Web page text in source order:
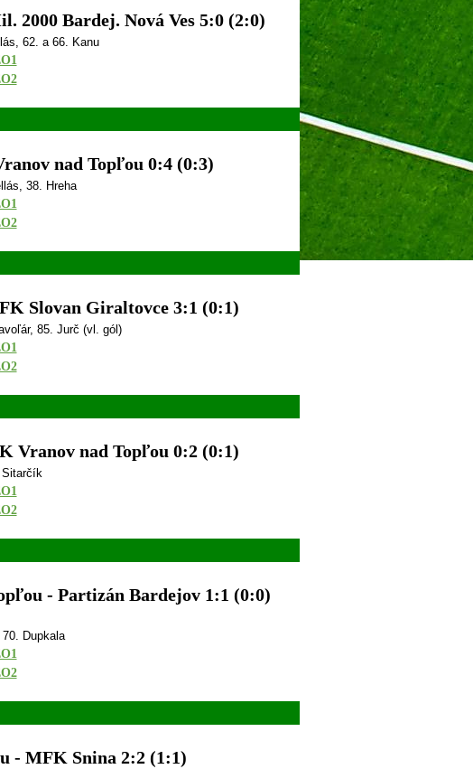
2000 Bardej. Nová Ves 5:0 (2:0)
62. a 66. Kanu
nad Topľou 0:4 (0:3)
38. Hreha
Slovan Giraltovce 3:1 (0:1)
85. Jurč (vl. gól)
Vranov nad Topľou 0:2 (0:1)
- Partizán Bardejov 1:1 (0:0)
Dupkala
- MFK Snina 2:2 (1:1)